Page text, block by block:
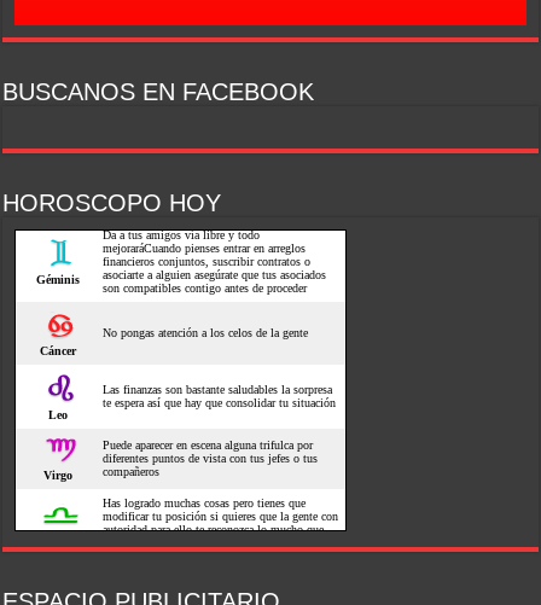
BUSCANOS EN FACEBOOK
HOROSCOPO HOY